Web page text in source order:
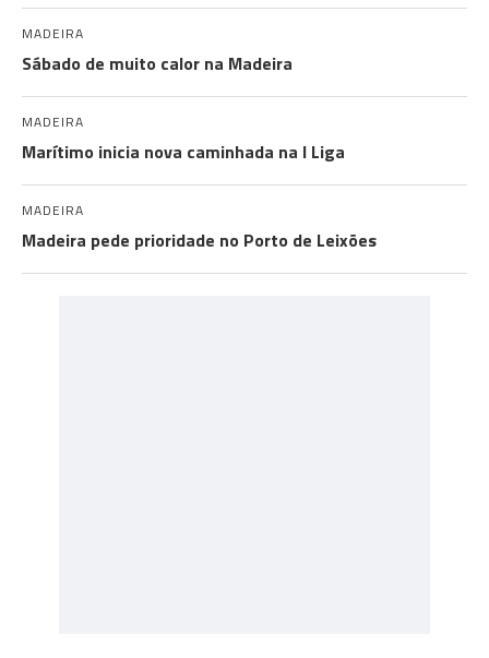
MADEIRA
Sábado de muito calor na Madeira
MADEIRA
Marítimo inicia nova caminhada na I Liga
MADEIRA
Madeira pede prioridade no Porto de Leixões